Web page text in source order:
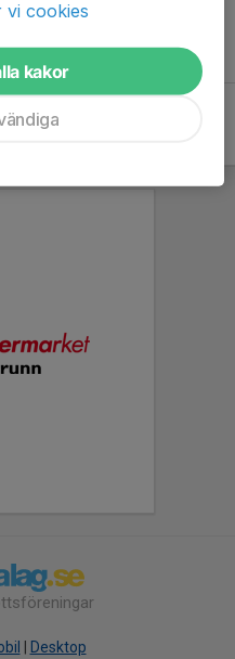
Desktop
vi cookies
kakor